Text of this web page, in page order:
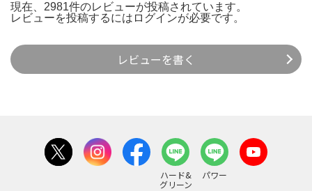
現在、2981件のレビューが投稿されています。
レビューを投稿するには ログインが必要です。
レビューを書く
ハード&
グリーン
パワー